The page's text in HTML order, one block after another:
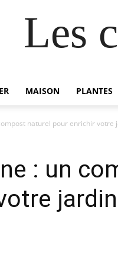
Les
MAISON PLANTES
naturel pour enrichir votre
: un
jardin